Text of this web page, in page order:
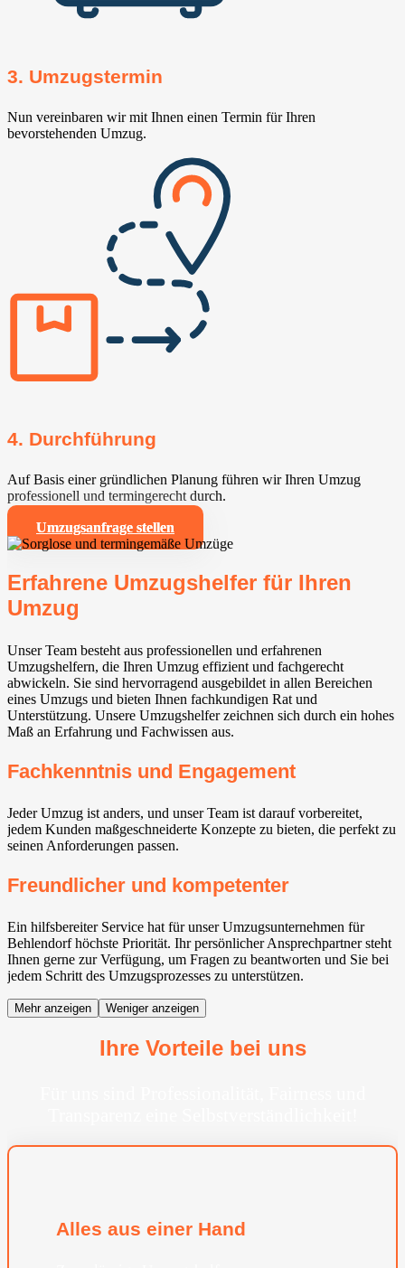
3. Umzugstermin
Nun vereinbaren wir mit Ihnen einen Termin für Ihren
bevorstehenden Umzug.
4. Durchführung
Auf Basis einer gründlichen Planung führen wir Ihren Umzug
professionell und termingerecht durch.
Umzugsanfrage stellen
Erfahrene Umzugshelfer für Ihren
Umzug
Unser Team besteht aus professionellen und erfahrenen
Umzugshelfern, die Ihren Umzug effizient und fachgerecht
abwickeln. Sie sind hervorragend ausgebildet in allen Bereichen
eines Umzugs und bieten Ihnen fachkundigen Rat und
Unterstützung. Unsere Umzugshelfer zeichnen sich durch ein hohes
Maß an Erfahrung und Fachwissen aus.
Fachkenntnis und Engagement
Jeder Umzug ist anders, und unser Team ist darauf vorbereitet,
jedem Kunden maßgeschneiderte Konzepte zu bieten, die perfekt zu
seinen Anforderungen passen.
Freundlicher und kompetenter
Ein hilfsbereiter Service hat für unser Umzugsunternehmen für
Behlendorf höchste Priorität. Ihr persönlicher Ansprechpartner steht
Ihnen gerne zur Verfügung, um Fragen zu beantworten und Sie bei
jedem Schritt des Umzugsprozesses zu unterstützen.
Mehr anzeigen Weniger anzeigen
Ihre Vorteile bei uns
Alles aus einer Hand